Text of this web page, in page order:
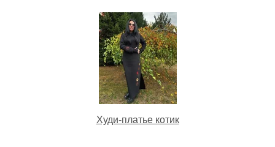
Худи-платье котик